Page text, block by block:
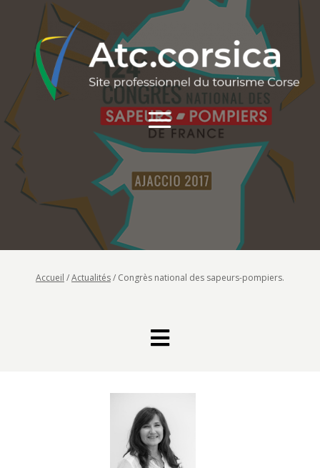
Accueil /Actualités/ Congrès national des sapeurs-pompiers.
